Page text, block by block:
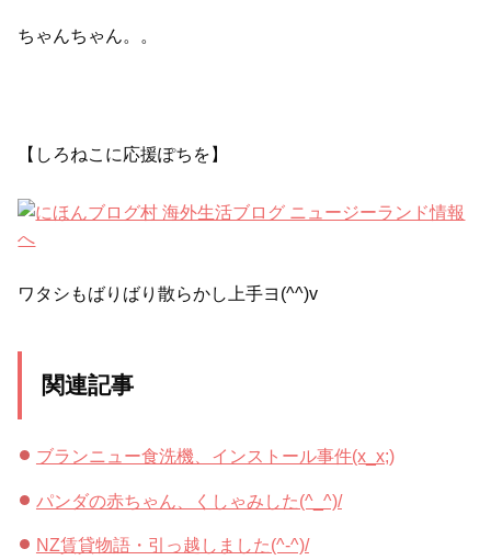
ちゃんちゃん。。
【しろねこに応援ぽちを】
ワタシもばりばり散らかし上手ヨ(^^)v
関連記事
ブランニュー食洗機、インストール事件(x_x;)
パンダの赤ちゃん、くしゃみした(^_^)/
NZ賃貸物語・引っ越しました(^-^)/